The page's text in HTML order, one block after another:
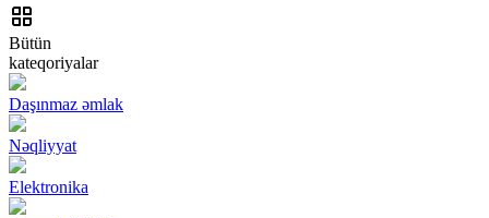
Bütün
kateqoriyalar
Daşınmaz əmlak
Nəqliyyat
Elektronika